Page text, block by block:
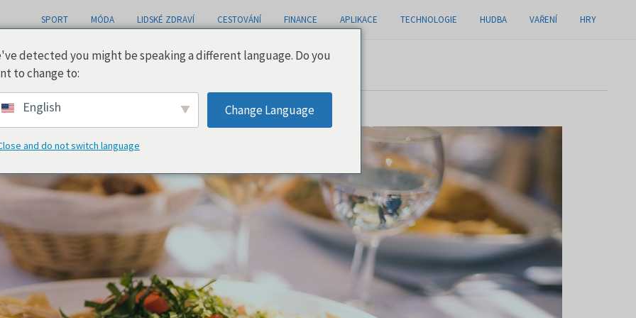
SPORT MÓDA LIDSKÉ ZDRAVÍ CESTOVÁNÍ FINANCE APLIKACE TECHNOLOGIE HUDBA VAŘENÍ HRY
detected you might be speaking a different language. Do you
to change to:
English Change Language
and do not switch language